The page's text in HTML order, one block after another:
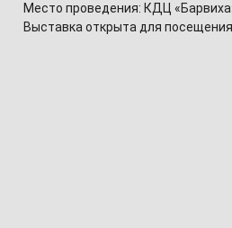
Место проведения: КДЦ
Выставка открыта для